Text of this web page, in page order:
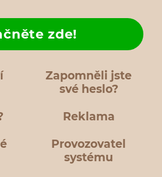
Zapomněli jste
své heslo?
zde!
Reklama
Provozovatel
systému